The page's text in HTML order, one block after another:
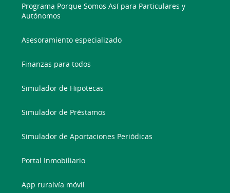
Programa Porque Somos Así para Particulares y
Autónomos
Asesoramiento especializado
Finanzas para todos
Simulador de Hipotecas
Simulador de Préstamos
Simulador de Aportaciones Periódicas
Portal Inmobiliario
App ruralvía móvil